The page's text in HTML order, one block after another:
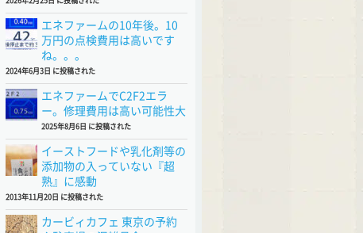
エネファームの10年後。10
万円の点検費用は高いです
ね。。。
2024年6月3日 に投稿された
エネファームでC2F2エラ
ー。修理費用は高い可能性大
2025年8月6日 に投稿された
イーストフードや乳化剤等の
添加物の入っていない『超
熟』に感動
2013年11月20日 に投稿された
カービィカフェ 東京の予約